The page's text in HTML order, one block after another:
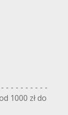
- - - - - - - - -
1000 zł do